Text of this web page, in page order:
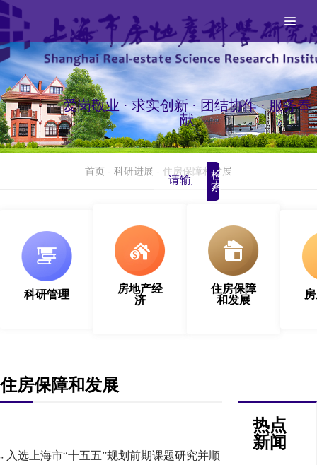
爱岗敬业 · 求实创新 · 团结协作 · 服务奉
献
检
索
首页 - 科研进展 - 住房保障和发展
科研管理
房地产经
济
住房保障
和发展
住房保障和发展
入选上海市“十五五”规划前期课题研究并顺
热点
新闻